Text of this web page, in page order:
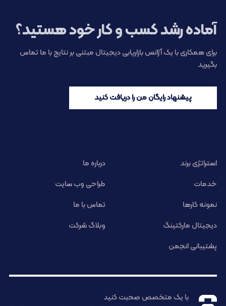
آماده رشد کسب و کار خود هستید؟
برای همکاری با یک آژانس بازاریابی دیجیتال مبتنی بر نتایج با ما تماس
بگیرید
پیشنهاد رایگان من را دریافت کنید
استراتژی برند
درباره ما
خدمات
طراحی وب سایت
نمونه کارها
تماس با ما
دیجیتال مارکتینگ
وبلاگ شرکت
پشتیبانی انجمن
با یک متخصص صحبت کنید